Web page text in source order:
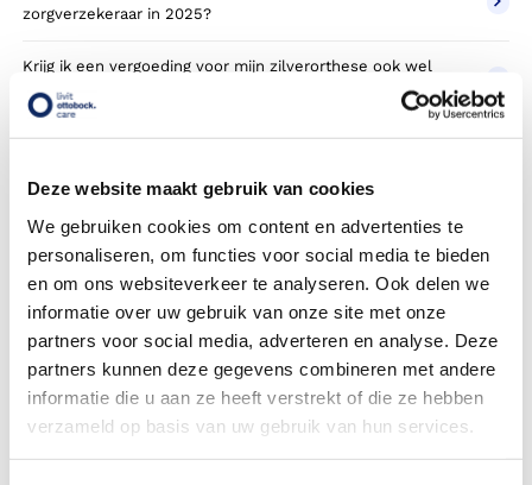
Deze website maakt gebruik van cookies
We gebruiken cookies om content en advertenties te
personaliseren, om functies voor social media te bieden
en om ons websiteverkeer te analyseren. Ook delen we
informatie over uw gebruik van onze site met onze
partners voor social media, adverteren en analyse. Deze
partners kunnen deze gegevens combineren met andere
informatie die u aan ze heeft verstrekt of die ze hebben
verzameld op basis van uw gebruik van hun services.
zorgverzekeraar in 2025?
Krijg ik een vergoeding voor mijn zilverorthese ook wel
zilverring of silversplint genoemd?
Wanneer komt mijn zilverorthese NIET in aanmerking voor
Wordt mijn zilverorthese vergoed uit de basisverzekering?
Wordt mijn zilverorthese vergoed vanuit een aanvullende
verzekering?
Is de zilverorthese individueel vervaardigd of verkrijgbaar in
confectie standaard uitvoeringen?
Is de zilverorthese mijn eigendom?